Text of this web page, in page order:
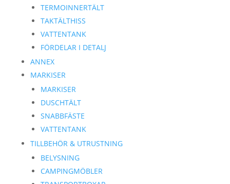
TERMOINNERTÄLT
TAKTÄLTHISS
VATTENTANK
FÖRDELAR I DETALJ
ANNEX
MARKISER
MARKISER
DUSCHTÄLT
SNABBFÄSTE
VATTENTANK
TILLBEHÖR & UTRUSTNING
BELYSNING
CAMPINGMÖBLER